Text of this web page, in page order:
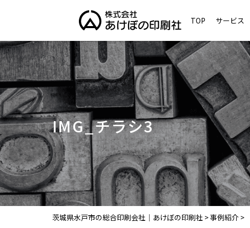
TOP サービス
IMG_チラシ3
茨城県水戸市の総合印刷会社｜あけぼの印刷社 >事例紹介 >